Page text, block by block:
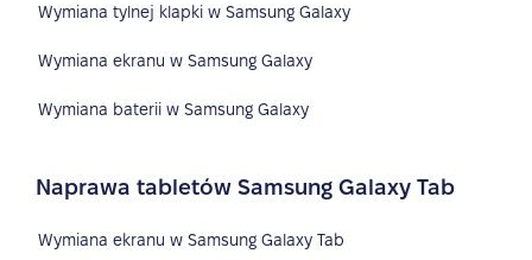
Wymiana tylnej klapki w Samsung Galaxy
Wymiana ekranu w Samsung Galaxy
Wymiana baterii w Samsung Galaxy
Naprawa tabletów Samsung Galaxy Tab
Wymiana ekranu w Samsung Galaxy Tab